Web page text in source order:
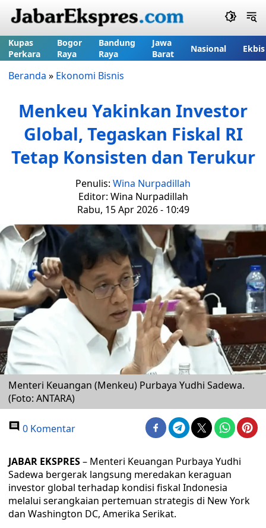
Kupas
Perkara
Bogor
Raya
Bandung
Raya
Jawa
Barat
Nasional Ekbis
Beranda » Ekonomi Bisnis
Menkeu Yakinkan Investor
Global, Tegaskan Fiskal RI
Tetap Konsisten dan Terukur
Penulis: Wina Nurpadillah
Editor: Wina Nurpadillah
Rabu, 15 Apr 2026 - 10:49
Menteri Keuangan (Menkeu) Purbaya Yudhi Sadewa.
(Foto: ANTARA)
0 Komentar
JABAR EKSPRES– Menteri Keuangan Purbaya Yudhi
Sadewa bergerak langsung meredakan keraguan
investor global terhadap kondisi fiskal Indonesia
melalui serangkaian pertemuan strategis di New York
dan Washington DC, Amerika Serikat.